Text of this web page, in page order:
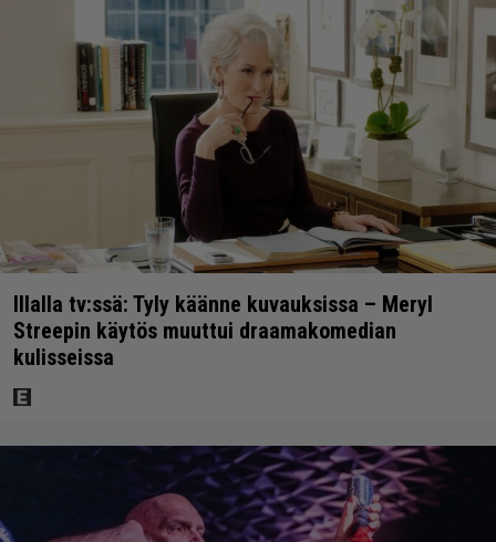
Illalla tv:ssä: Tyly käänne kuvauksissa – Meryl
Streepin käytös muuttui draamakomedian
kulisseissa